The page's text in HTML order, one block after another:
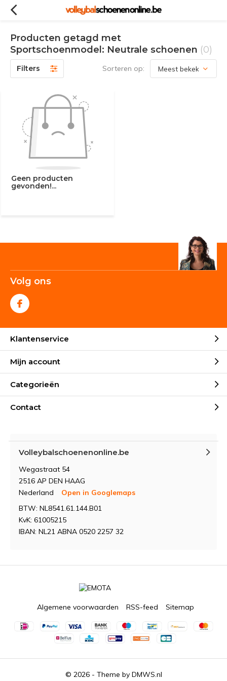
Producten getagd met
Sportschoenmodel: Neutrale schoenen (0)
Filters Sorteren op:
Geen producten
gevonden!...
Volg ons
Klantenservice
Mijn account
Categorieën
Contact
Volleybalschoenenonline.be
Wegastraat 54
2516 AP DEN HAAG
Nederland
Open in Googlemaps
BTW: NL8541.61.144.B01
KvK: 61005215
IBAN: NL21 ABNA 0520 2257 32
© 2026 - Theme by DMWS.nl
Algemene voorwaarden RSS-feed Sitemap